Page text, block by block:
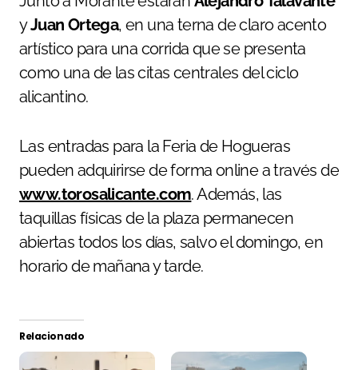
yJuan Ortega, en una terna de claro acento
artístico para una corrida que se presenta
como una de las citas centrales del ciclo
alicantino.
Las entradas para la Feria de Hogueras
pueden adquirirse de forma online a través de
www.torosalicante.com. Además, las
taquillas físicas de la plaza permanecen
abiertas todos los días, salvo el domingo, en
horario de mañana y tarde.
Relacionado